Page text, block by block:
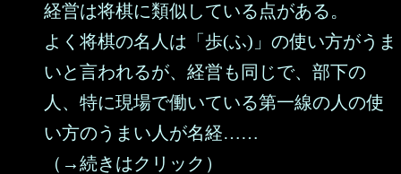
経営は将棋に類似している点がある。
よく将棋の名人は「歩(ふ)」の使い方がうま
いと言われるが、経営も同じで、部下の
人、特に現場で働いている第一線の人の使
い方のうまい人が名経……
（→続きはクリック）